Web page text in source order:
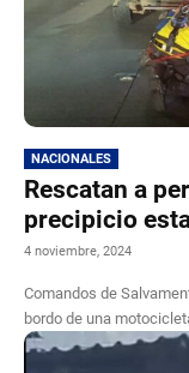
NACIONALES
Rescatan a
precipicio
4 noviembre, 2024
Comandos de
bordo de una